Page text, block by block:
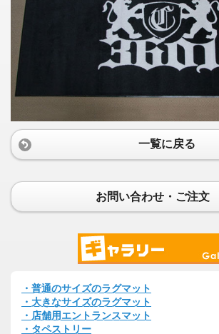
一覧に戻る
お問い合わせ・ご注文
・普通のサイズのラグマット
・大きなサイズのラグマット
・店舗用エントランスマット
・タペストリー